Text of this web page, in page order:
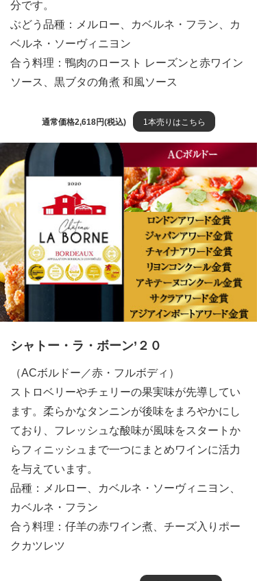
分です。
ぶどう品種：メルロー、カベルネ・フラン、カ
ベルネ・ソーヴィニヨン
合う料理：鴨肉のロースト レーズンと赤ワイン
ソース、黒ブタの角煮 和風ソース
通常価格2,618円(税込) 1本売りはこちら
シャトー・ラ・ボーン’２０
（ACボルドー／赤・フルボディ）
ストロベリーやチェリーの果実味が先導してい
ます。柔らかなタンニンが後味をまろやかにし
ており、フレッシュな酸味が風味をスタートか
らフィニッシュまで一つにまとめワインに活力
を与えています。
品種：メルロー、カベルネ・ソーヴィニヨン、
カベルネ・フラン
合う料理：仔羊の赤ワイン煮、チーズ入りポー
クカツレツ